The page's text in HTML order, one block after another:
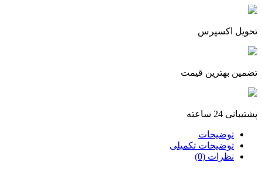
تحویل اکسپرس
تضمین بهترین قیمت
پشتیبانی 24 ساعته
توضیحات
توضیحات تکمیلی
نظرات (0)